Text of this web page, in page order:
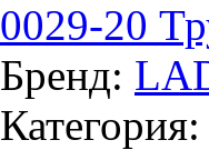
0029-20
Бренд: